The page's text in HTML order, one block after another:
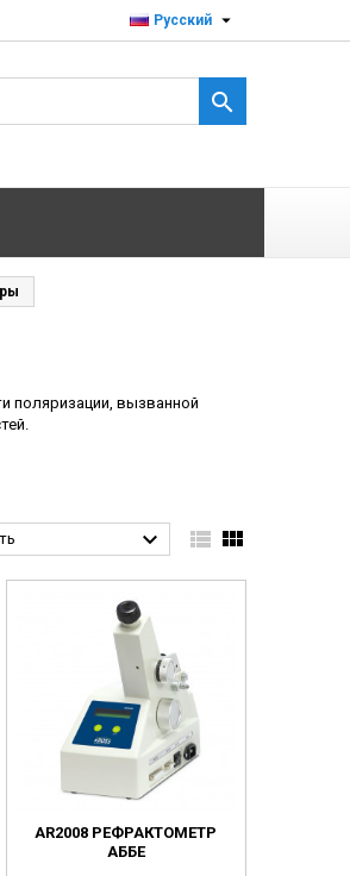
Русский 

поляризации, вызванной
  
AR2008 РЕФРАКТОМЕТР
АББЕ